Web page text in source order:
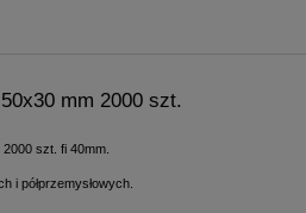
mm 2000 szt.
szt. fi 40mm.
i półprzemysłowych.